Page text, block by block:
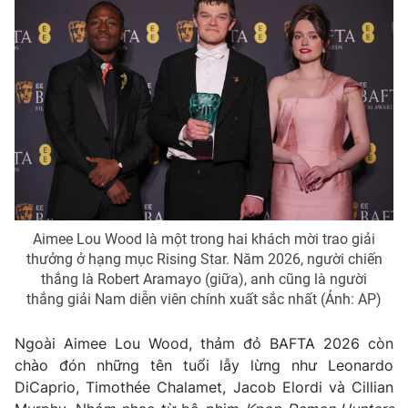
Aimee Lou Wood là một trong hai khách mời trao giải
thưởng ở hạng mục Rising Star. Năm 2026, người chiến
thắng là Robert Aramayo (giữa), anh cũng là người
thắng giải Nam diễn viên chính xuất sắc nhất (Ảnh: AP)
Ngoài Aimee Lou Wood, thảm đỏ BAFTA 2026 còn
chào đón những tên tuổi lẫy lừng như Leonardo
DiCaprio, Timothée Chalamet, Jacob Elordi và Cillian